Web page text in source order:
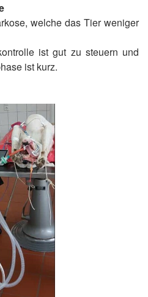
welche das Tier weniger
ist gut zu steuern und
ist kurz.